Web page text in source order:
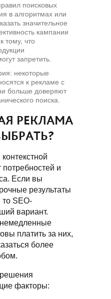
поисковых
в алгоритмах или
значительное
кампании
тому, что
запретить.
некоторые
к рекламе с
больше доверяют
поиска.
РЕКЛАМА
потребностей и
Если вы
результаты
то SEO-
вариант.
платить за них,
более
факторы: